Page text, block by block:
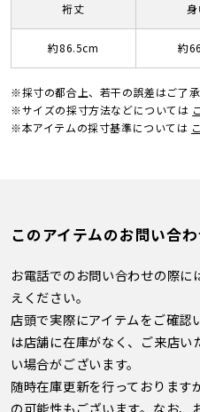
裄丈
約86.5cm 約
※採寸の都合上、若干の誤差はご了承
※サイズの採寸方法などについては
※本アイテムの採寸基準については
このアイテムのお問い合
お電話でのお問い合わせの際
えください。
店頭で実際にアイテムをご確認
は店舗に在庫がなく、ご来店い
い場合がございます。
随時在庫更新を行っております
の可能性もございます。なお、